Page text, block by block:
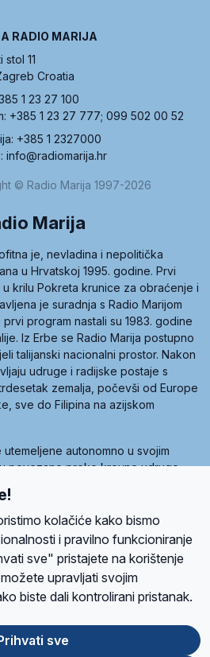
RADIO MARIJA
stol 11
Croatia
1 23 27 100
+385 1 23 27 777; 099 502 00 52
+385 1 2327000
info@radiomarija.hr
© Radio Marija 1997-2026
Marija
je, nevladina i nepolitička
u Hrvatskoj 1995. godine. Prvi
krilu Pokreta krunice za obraćenje i
je suradnja s Radio Marijom
program nastali su 1983. godine
Iz Erbe se Radio Marija postupno
talijanski nacionalni prostor. Nakon
udruge i radijske postaje s
zemalja, počevši od Europe
sve do Filipina na azijskom
autonomno u svojim
povezane preko krovne udruge
Radio Marije (World Family of
utemeljilo je sedam članica, među
Radio Marija.
PrijateljiKontaktPravila privatnosti
Google reCAPTCHA sustavom
kolačiće kako bismo
i pravilno funkcioniranje
sve" pristajete na korištenje
upravljati svojim
biste dali kontrolirani pristanak.
sve